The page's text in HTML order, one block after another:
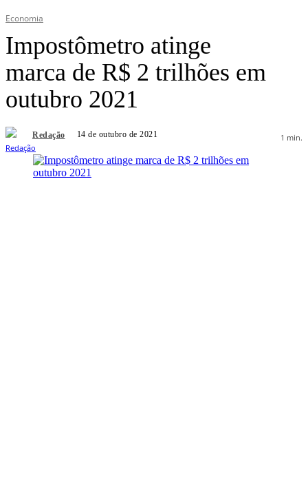
Economia
Impostômetro atinge
marca de R$ 2 trilhões em
outubro 2021
Redação 14 de outubro de 2021 1 min.